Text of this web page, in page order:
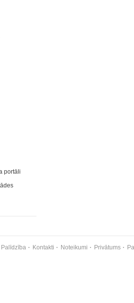
portāli
Palīdzība Kontakti Noteikumi Privātums